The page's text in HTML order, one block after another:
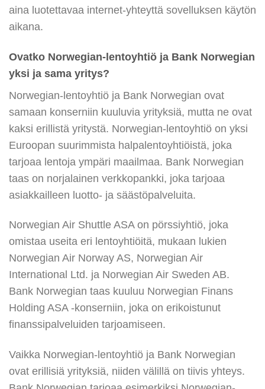
aina luotettavaa internet-yhteyttä sovelluksen käytön
aikana.
Ovatko Norwegian-lentoyhtiö ja Bank Norwegian
yksi ja sama yritys?
Norwegian-lentoyhtiö ja Bank Norwegian ovat
samaan konserniin kuuluvia yrityksiä, mutta ne ovat
kaksi erillistä yritystä. Norwegian-lentoyhtiö on yksi
Euroopan suurimmista halpalentoyhtiöistä, joka
tarjoaa lentoja ympäri maailmaa. Bank Norwegian
taas on norjalainen verkkopankki, joka tarjoaa
asiakkailleen luotto- ja säästöpalveluita.
Norwegian Air Shuttle ASA on pörssiyhtiö, joka
omistaa useita eri lentoyhtiöitä, mukaan lukien
Norwegian Air Norway AS, Norwegian Air
International Ltd. ja Norwegian Air Sweden AB.
Bank Norwegian taas kuuluu Norwegian Finans
Holding ASA -konserniin, joka on erikoistunut
finanssipalveluiden tarjoamiseen.
Vaikka Norwegian-lentoyhtiö ja Bank Norwegian
ovat erillisiä yrityksiä, niiden välillä on tiivis yhteys.